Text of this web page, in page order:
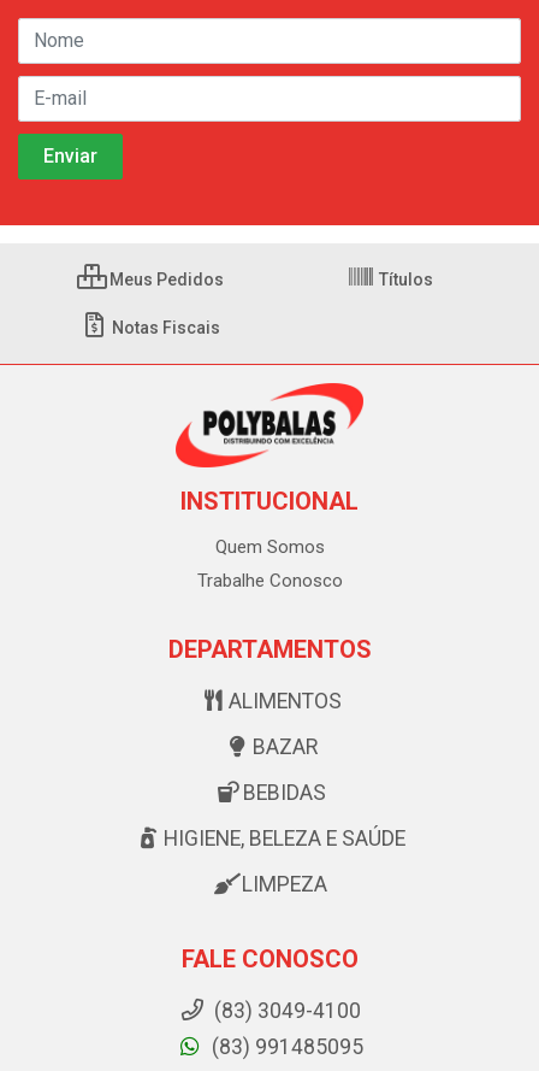
Meus Pedidos Títulos
Notas Fiscais
INSTITUCIONAL
Quem Somos
Trabalhe Conosco
DEPARTAMENTOS
ALIMENTOS
BAZAR
BEBIDAS
HIGIENE, BELEZA E SAÚDE
LIMPEZA
FALE CONOSCO
(83) 3049-4100
(83) 991485095